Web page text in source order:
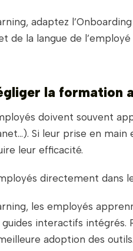
adaptez
de la langue de
la formation
doivent souvent
Si leur prise en
leur efficacité.
directement dans
les employés
interactifs intégrés.
adoption des outils.